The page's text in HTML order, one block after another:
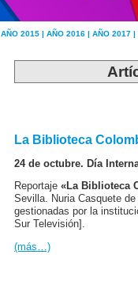
AÑO 2015 | AÑO 2016 | AÑO 2017 |
La Biblioteca
24 de octubre. Día
Reportaje «La Biblioteca
Sevilla. Nuria Casquete
gestionadas por la
Sur Televisión].
(más…)